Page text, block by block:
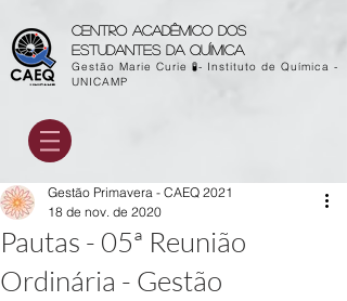
Centro acadêmico dos
estudantes da química
Gestão Marie Curie 🧪- Instituto de Química -
UNICAMP
Pautas - 05ª Reunião
Ordinária - Gestão
Gestão Primavera - CAEQ 2021
18 de nov. de 2020